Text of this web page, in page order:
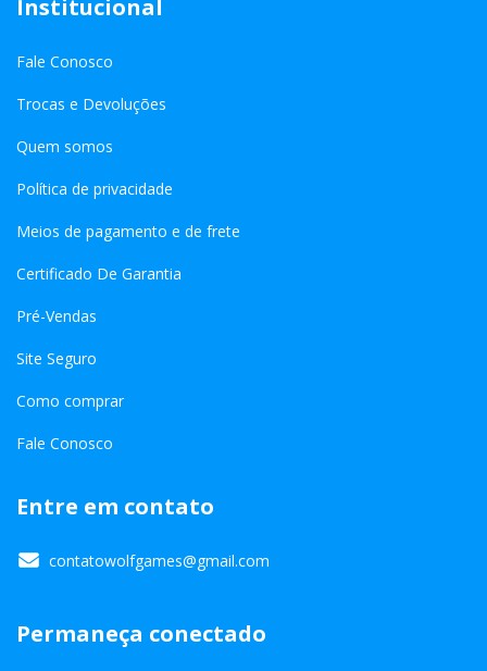
Institucional
Fale Conosco
Trocas e Devoluções
Quem somos
Política de privacidade
Meios de pagamento e de frete
Certificado De Garantia
Pré-Vendas
Site Seguro
Como comprar
Fale Conosco
Entre em contato
contatowolfgames@gmail.com
Permaneça conectado